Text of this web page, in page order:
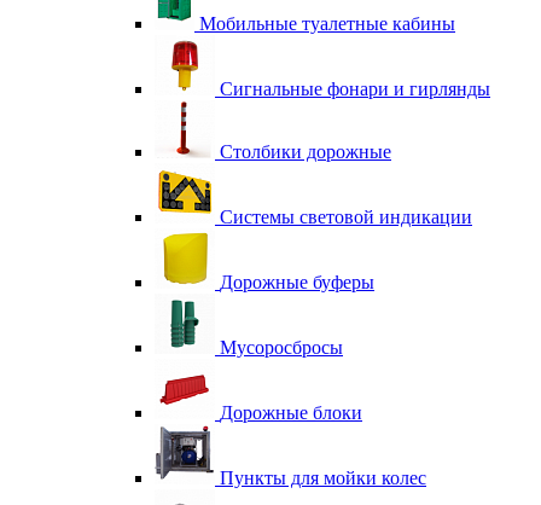
Мобильные туалетные кабины
Сигнальные фонари и гирлянды
Столбики дорожные
Системы световой индикации
Дорожные буферы
Мусоросбросы
Дорожные блоки
Пункты для мойки колес